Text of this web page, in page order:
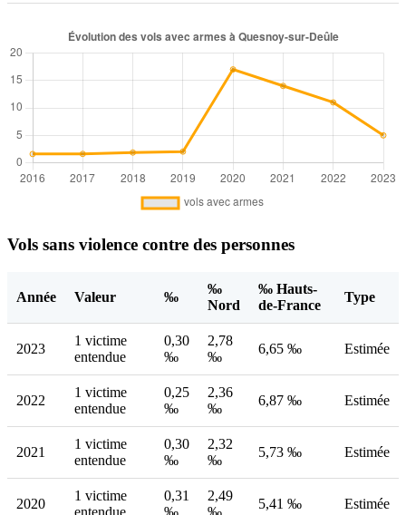
Vols sans violence contre des personnes
Année Valeur ‰
‰
Nord
‰ Hauts-
de-France
Type
2023
1 victime
entendue
0,30
‰
2,78
‰
6,65 ‰ Estimée
2022
1 victime
entendue
0,25
‰
2,36
‰
6,87 ‰ Estimée
2021
1 victime
entendue
0,30
‰
2,32
‰
5,73 ‰ Estimée
2020
1 victime
entendue
0,31
‰
2,49
‰
5,41 ‰ Estimée